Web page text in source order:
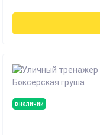
в наличии